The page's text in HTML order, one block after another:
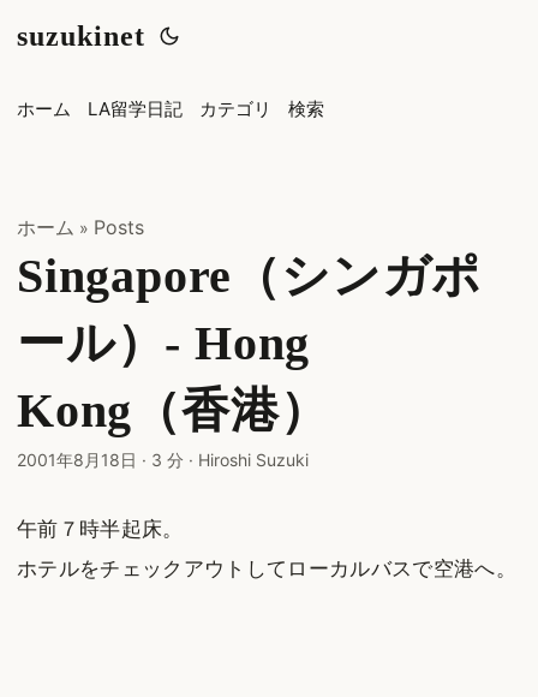
suzukinet
ホーム LA留学日記 カテゴリ 検索
ホーム » Posts
Singapore（シンガポ
ール）- Hong
Kong（香港）
2001年8月18日 · 3 分 · Hiroshi Suzuki
午前７時半起床。
ホテルをチェックアウトしてローカルバスで空港へ。